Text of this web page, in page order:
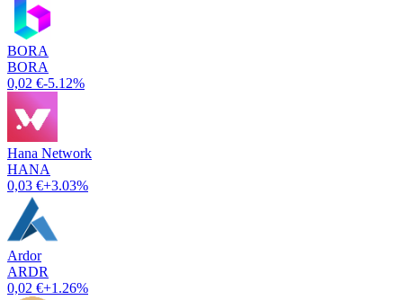
BORA
BORA
0,02 €-5.12%
Hana Network
HANA
0,03 €+3.03%
Ardor
ARDR
0,02 €+1.26%